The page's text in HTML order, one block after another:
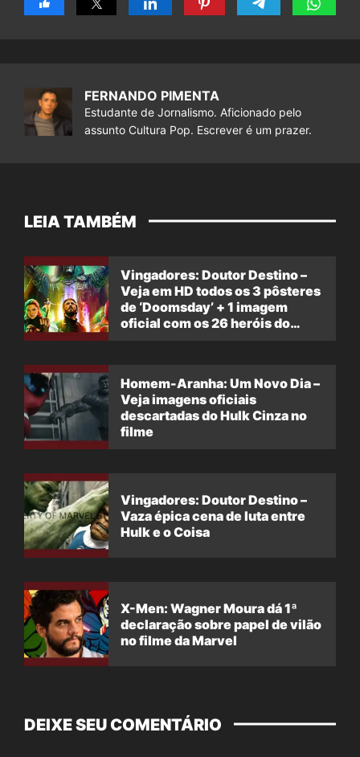
FERNANDO PIMENTA
Estudante de Jornalismo. Aficionado pelo
assunto Cultura Pop. Escrever é um prazer.
LEIA TAMBÉM
Vingadores: Doutor Destino –
Veja em HD todos os 3 pôsteres
de ‘Doomsday’ + 1 imagem
oficial com os 26 heróis do
Homem-Aranha: Um Novo Dia –
Veja imagens oficiais
descartadas do Hulk Cinza no
filme
Vingadores: Doutor Destino –
Vaza épica cena de luta entre
Hulk e o Coisa
X-Men: Wagner Moura dá 1ª
declaração sobre papel de vilão
no filme da Marvel
DEIXE SEU COMENTÁRIO